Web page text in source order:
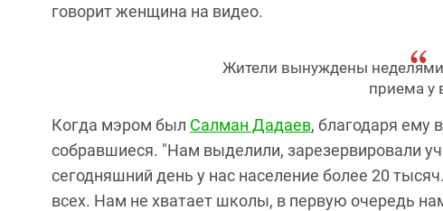
говорит женщина на видео.
Жители вынуждены
приема у
Когда мэром был Салман Дадаев, благодаря ему
собравшиеся. "Нам выделили, зарезервировали
сегодняшний день у нас население более 20
всех. Нам не хватает школы, в первую очередь